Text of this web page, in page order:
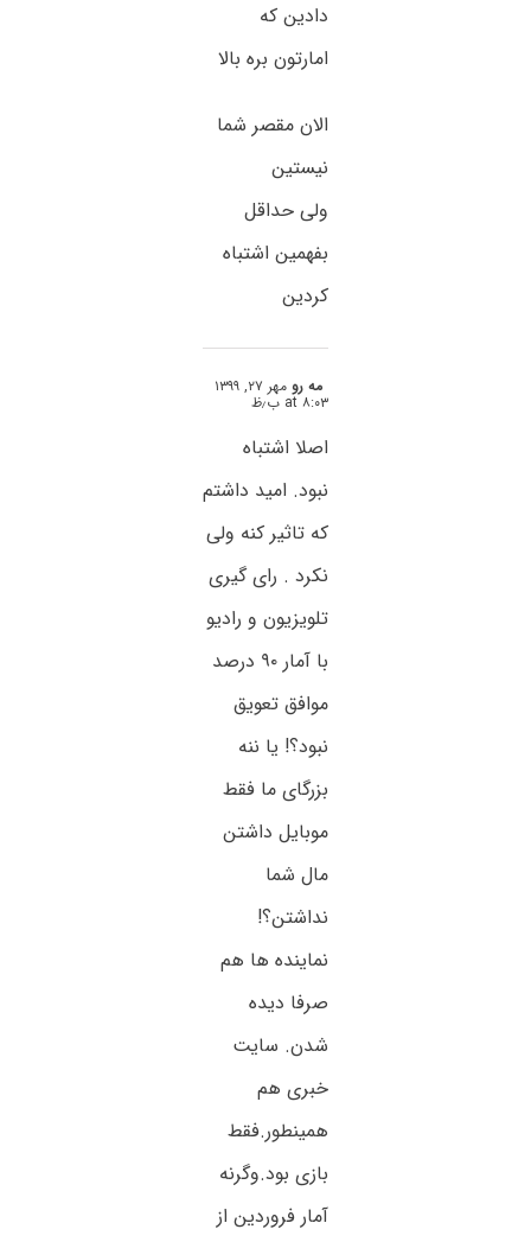
دادین که
امارتون بره بالا
الان مقصر شما
نیستین
ولی حداقل
بفهمین اشتباه
کردین
مه رو مهر ۲۷, ۱۳۹۹
at ۸:۰۳ ب٫ظ
اصلا اشتباه
نبود. امید داشتم
که تاثیر کنه ولی
نکرد . رای گیری
تلویزیون و رادیو
با آمار ۹۰ درصد
موافق تعویق
نبود؟! یا ننه
بزرگای ما فقط
موبایل داشتن
مال شما
نداشتن؟!
نماینده ها هم
صرفا دیده
شدن. سایت
خبری هم
همینطور.فقط
بازی بود.وگرنه
آمار فروردین از